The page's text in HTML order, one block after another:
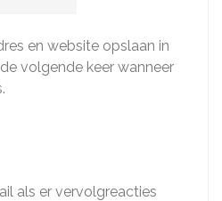
en website opslaan in
volgende keer wanneer
als er vervolgreacties